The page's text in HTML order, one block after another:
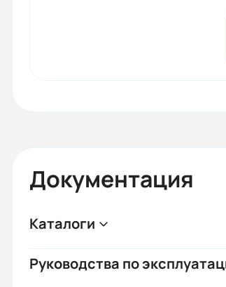
Документация
Каталоги
Руководства по